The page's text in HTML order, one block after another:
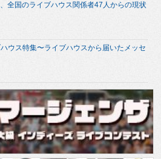
全国のライブハウス関係者47人からの現状
ウス特集〜ライブハウスから届いたメッセ